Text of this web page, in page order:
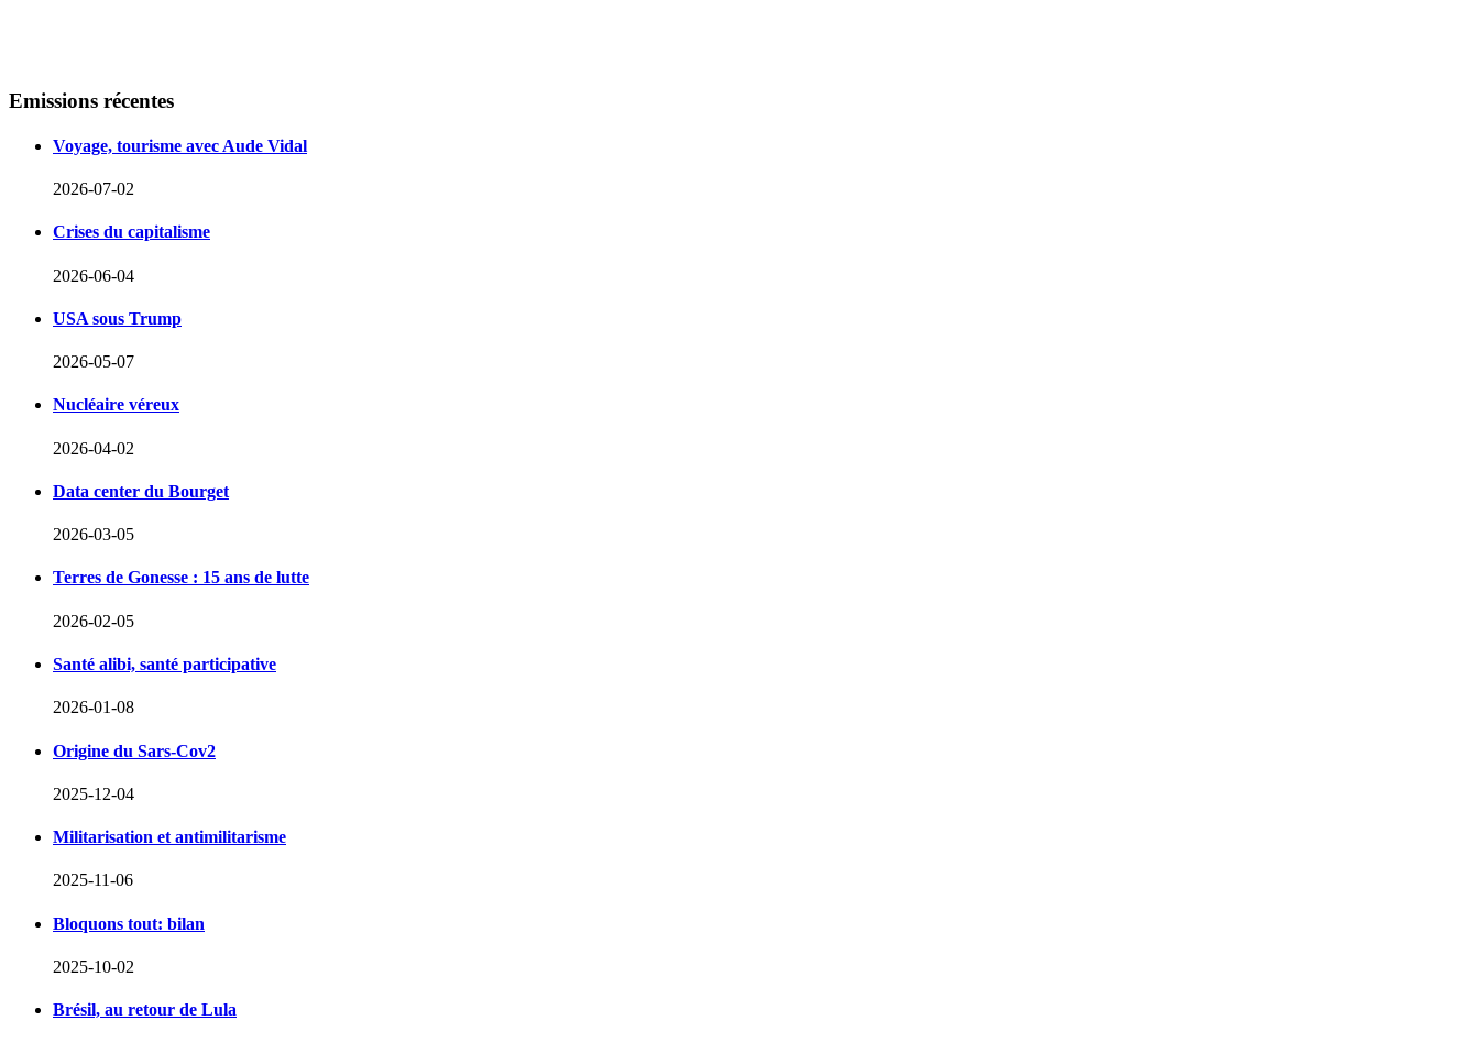
Emissions récentes
Voyage, tourisme avec Aude Vidal
2026-07-02
Crises du capitalisme
2026-06-04
USA sous Trump
2026-05-07
Nucléaire véreux
2026-04-02
Data center du Bourget
2026-03-05
Terres de Gonesse : 15 ans de lutte
2026-02-05
Santé alibi, santé participative
2026-01-08
Origine du Sars-Cov2
2025-12-04
Militarisation et antimilitarisme
2025-11-06
Bloquons tout: bilan
2025-10-02
Brésil, au retour de Lula